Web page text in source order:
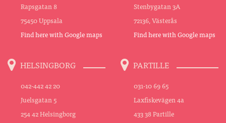
Rapsgatan 8
75450 Uppsala
Find here with Google maps
Stenbygatan 3A
72136, Västerås
Find here with Google maps
HELSINGBORG
042-442 42 20
Juelsgatan 5
254 42 Helsingborg
PARTILLE
031-10 69 65
Laxfiskevägen 4a
433 38 Partille